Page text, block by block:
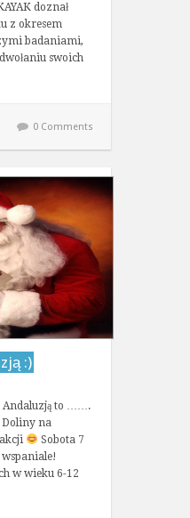
doznał
z okresem
badaniami,
swoich
0 Comments
:)
Andaluzją to …….
Doliny na
Sobota 7
wspaniale!
w wieku 6-12